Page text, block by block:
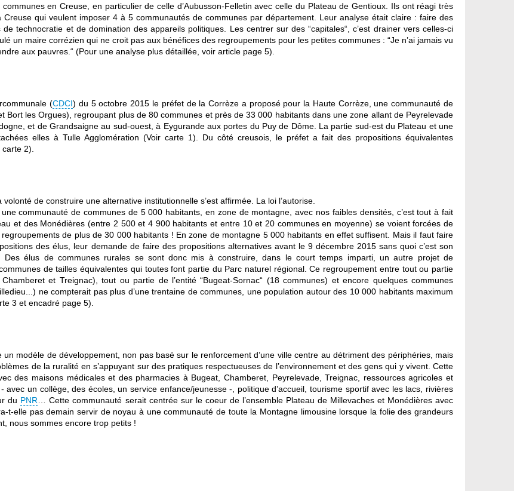
en Creuse, en particulier de celle d’Aubusson-Felletin avec celle du Plateau de Gentioux. Ils ont réagi très
qui veulent imposer 4 à 5 communautés de communes par département. Leur analyse était claire : faire des
technocratie et de domination des appareils politiques. Les centrer sur des “capitales“, c’est drainer vers celles-ci
un maire corrézien qui ne croit pas aux bénéfices des regroupements pour les petites communes : “Je n’ai jamais vu
aux pauvres.“ (Pour une analyse plus détaillée, voir article page 5).
(CDCI) du 5 octobre 2015 le préfet de la Corrèze a proposé pour la Haute Corrèze, une communauté de
Bort les Orgues), regroupant plus de 80 communes et près de 33 000 habitants dans une zone allant de Peyrelevade
et de Grandsaigne au sud-ouest, à Eygurande aux portes du Puy de Dôme. La partie sud-est du Plateau et une
elles à Tulle Agglomération (Voir carte 1). Du côté creusois, le préfet a fait des propositions équivalentes
2).
de construire une alternative institutionnelle s’est affirmée. La loi l’autorise.
communauté de communes de 5 000 habitants, en zone de montagne, avec nos faibles densités, c’est tout à fait
et des Monédières (entre 2 500 et 4 900 habitants et entre 10 et 20 communes en moyenne) se voient forcées de
de plus de 30 000 habitants ! En zone de montagne 5 000 habitants en effet suffisent. Mais il faut faire
des élus, leur demande de faire des propositions alternatives avant le 9 décembre 2015 sans quoi c’est son
. Des élus de communes rurales se sont donc mis à construire, dans le court temps imparti, un autre projet de
de tailles équivalentes qui toutes font partie du Parc naturel régional. Ce regroupement entre tout ou partie
et Treignac), tout ou partie de l’entité “Bugeat-Sornac“ (18 communes) et encore quelques communes
ne compterait pas plus d’une trentaine de communes, une population autour des 10 000 habitants maximum
3 et encadré page 5).
modèle de développement, non pas basé sur le renforcement d’une ville centre au détriment des périphéries, mais
de la ruralité en s’appuyant sur des pratiques respectueuses de l’environnement et des gens qui y vivent. Cette
des maisons médicales et des pharmacies à Bugeat, Chamberet, Peyrelevade, Treignac, ressources agricoles et
un collège, des écoles, un service enfance/jeunesse -, politique d’accueil, tourisme sportif avec les lacs, rivières
du PNR … Cette communauté serait centrée sur le coeur de l’ensemble Plateau de Millevaches et Monédières avec
t-elle pas demain servir de noyau à une communauté de toute la Montagne limousine lorsque la folie des grandeurs
nous sommes encore trop petits !